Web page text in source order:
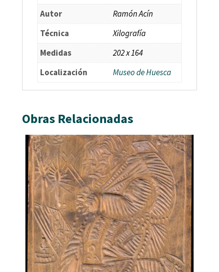
Autor
Ramón Acín
Técnica
Xilografía
Medidas
202 x 164
Localización
Museo de Huesca
Obras Relacionadas